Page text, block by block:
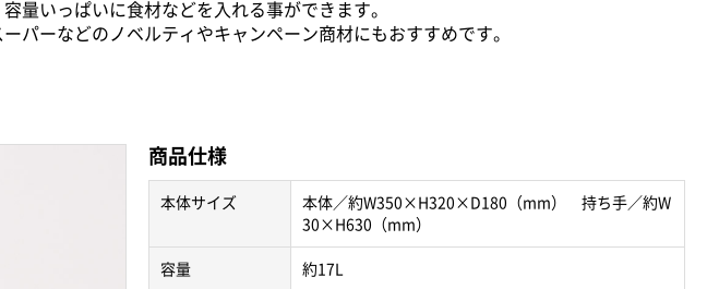
量いっぱいに食材などを入れる事ができます。
パーなどのノベルティやキャンペーン商材にもおすすめです。
商品仕様
本体サイズ
本体／約W350×H320×D180（mm） 持ち手／約W
30×H630（mm）
容量 約17L